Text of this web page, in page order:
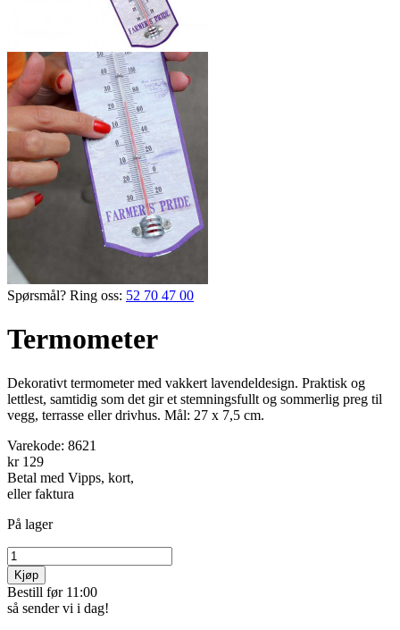
Spørsmål? Ring oss: 52 70 47 00
Termometer
Dekorativt termometer med ­vakkert lavendeldesign. Praktisk og
lettlest, samtidig som det gir et stemnings­fullt og ­sommerlig preg til
vegg, terrasse eller drivhus. Mål: 27 x 7,5 cm.
Varekode: 8621
kr 129
Betal med Vipps, kort,
eller faktura
På lager
Kjøp
Bestill før 11:00
så sender vi i dag!